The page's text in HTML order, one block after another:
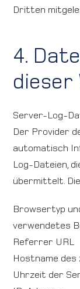
Dritten
4.
dieser
Server-Log-
Der Provider
automatisch
Log-Dateien,
übermittelt.
Browsertyp
verwendetes
Referrer URL
Hostname des
Uhrzeit der